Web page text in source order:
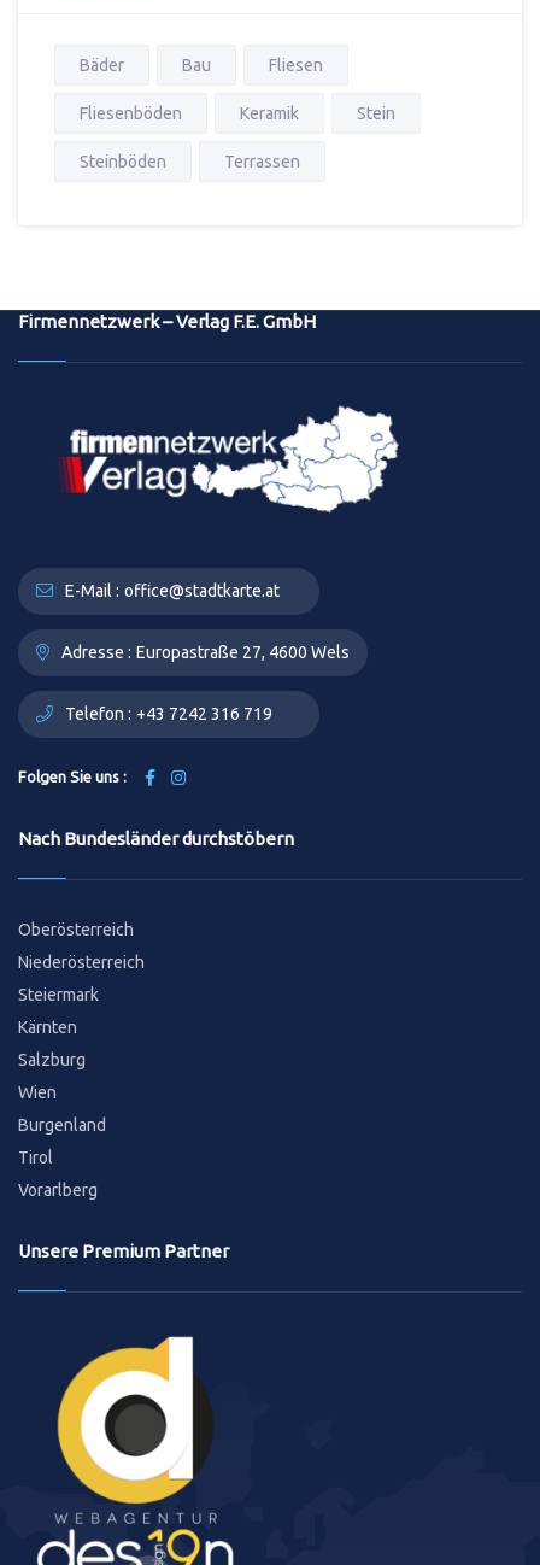
Bäder Bau Fliesen
Fliesenböden Keramik Stein
Steinböden Terrassen
Firmennetzwerk – Verlag F.E. GmbH
E-Mail : office@stadtkarte.at
Adresse : Europastraße 27, 4600 Wels
Telefon : +43 7242 316 719
Folgen Sie uns :
Nach Bundesländer durchstöbern
Oberösterreich
Niederösterreich
Steiermark
Kärnten
Salzburg
Wien
Burgenland
Tirol
Vorarlberg
Unsere Premium Partner